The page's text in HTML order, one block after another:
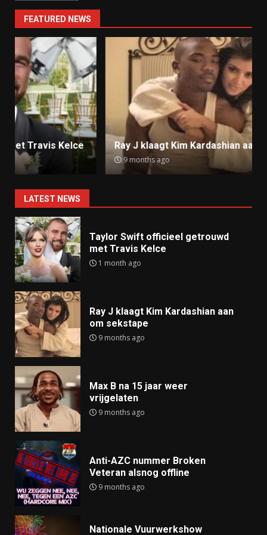
FEATURED NEWS
Ray J klaagt Kim Kardashian aan om sekstape
9 months ago
LATEST NEWS
Taylor Swift officieel getrouwd
met Travis Kelce
1 month ago
Ray J klaagt Kim Kardashian aan
om sekstape
9 months ago
Max B na 15 jaar weer
vrijgelaten
9 months ago
Anti-AZC nummer Broken
Veteran alsnog offline
9 months ago
Nationale Vuurwerkshow